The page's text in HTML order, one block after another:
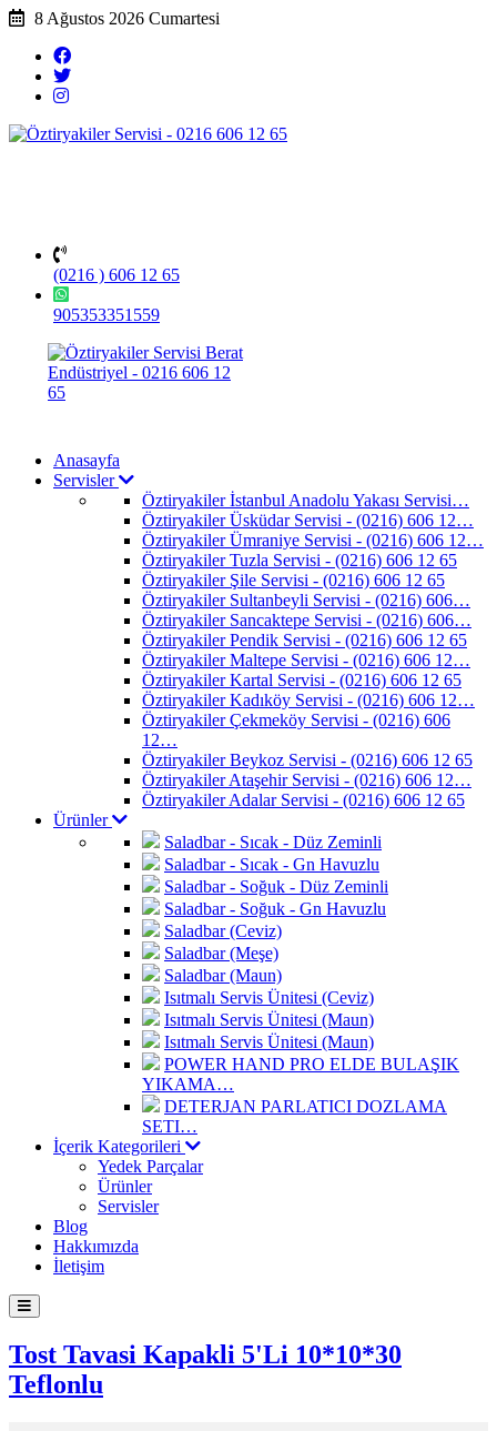
8 Ağustos 2026 Cumartesi
(0216 ) 606 12 65
905353351559
Anasayfa
Servisler
Öztiryakiler İstanbul Anadolu Yakası Servisi…
Öztiryakiler Üsküdar Servisi - (0216) 606 12…
Öztiryakiler Ümraniye Servisi - (0216) 606 12…
Öztiryakiler Tuzla Servisi - (0216) 606 12 65
Öztiryakiler Şile Servisi - (0216) 606 12 65
Öztiryakiler Sultanbeyli Servisi - (0216) 606…
Öztiryakiler Sancaktepe Servisi - (0216) 606…
Öztiryakiler Pendik Servisi - (0216) 606 12 65
Öztiryakiler Maltepe Servisi - (0216) 606 12…
Öztiryakiler Kartal Servisi - (0216) 606 12 65
Öztiryakiler Kadıköy Servisi - (0216) 606 12…
Öztiryakiler Çekmeköy Servisi - (0216) 606
12…
Öztiryakiler Beykoz Servisi - (0216) 606 12 65
Öztiryakiler Ataşehir Servisi - (0216) 606 12…
Öztiryakiler Adalar Servisi - (0216) 606 12 65
Ürünler
Saladbar - Sıcak - Düz Zeminli
Saladbar - Sıcak - Gn Havuzlu
Saladbar - Soğuk - Düz Zeminli
Saladbar - Soğuk - Gn Havuzlu
Saladbar (Ceviz)
Saladbar (Meşe)
Saladbar (Maun)
Isıtmalı Servis Ünitesi (Ceviz)
Isıtmalı Servis Ünitesi (Maun)
Isıtmalı Servis Ünitesi (Maun)
POWER HAND PRO ELDE BULAŞIK
YIKAMA…
DETERJAN PARLATICI DOZLAMA
SETI…
İçerik Kategorileri
Yedek Parçalar
Ürünler
Servisler
Blog
Hakkımızda
İletişim
Tost Tavasi Kapakli 5'Li 10*10*30
Teflonlu